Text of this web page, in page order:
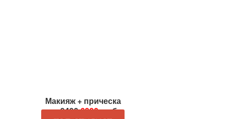
Макияж + прическа
от94906990руб